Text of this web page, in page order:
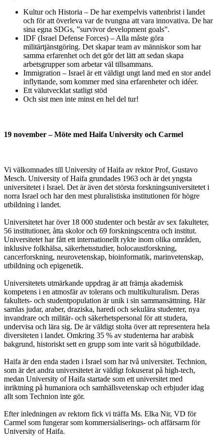
Kultur och Historia – De har exempelvis vattenbrist i landet
och för att överleva var de tvungna att vara innovativa. De har
sina egna SDGs, ”survivor development goals”.
IDF (Israel Defense Forces) – Alla måste göra
militärtjänstgöring. Det skapar team av människor som har
samma erfarenhet och det gör det lätt att sedan skapa
arbetsgrupper som arbetar väl tillsammans.
Immigration – Israel är ett väldigt ungt land med en stor andel
inflyttande, som kommer med sina erfarenheter och idéer.
Ett välutvecklat statligt stöd
Och sist men inte minst en hel del tur!
19 november – Möte med Haifa University och Carmel
Vi välkomnades till University of Haifa av rektor Prof, Gustavo
Mesch. University of Haifa grundades 1963 och är det yngsta
universitetet i Israel. Det är även det största forskningsuniversitetet i
norra Israel och har den mest pluralistiska institutionen för högre
utbildning i landet.
Universitetet har över 18 000 studenter och består av sex fakulteter,
56 institutioner, åtta skolor och 69 forskningscentra och institut.
Universitetet har fått ett internationellt rykte inom olika områden,
inklusive folkhälsa, säkerhetsstudier, holocaustforskning,
cancerforskning, neurovetenskap, bioinformatik, marinvetenskap,
utbildning och epigenetik.
Universitetets utmärkande uppdrag är att främja akademisk
kompetens i en atmosfär av tolerans och multikulturalism. Deras
fakultets- och studentpopulation är unik i sin sammansättning. Här
samlas judar, araber, draziska, haredi och sekulära studenter, nya
invandrare och militär- och säkerhetspersonal för att studera,
undervisa och lära sig. De är väldigt stolta över att representera hela
diversiteten i landet. Omkring 35 % av studenterna har arabisk
bakgrund, historiskt sett en grupp som inte varit så högutbildade.
Haifa är den enda staden i Israel som har två universitet. Technion,
som är det andra universitetet är väldigt fokuserat på high-tech,
medan University of Haifa startade som ett universitet med
inriktning på humaniora och samhällsvetenskap och erbjuder idag
allt som Technion inte gör.
Efter inledningen av rektorn fick vi träffa Ms. Elka Nir, VD för
Carmel som fungerar som kommersialiserings- och affärsarm för
University of Haifa.